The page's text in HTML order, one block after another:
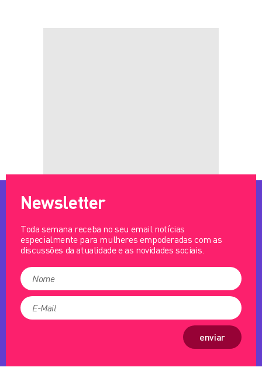
Newsletter
Toda semana receba no seu email notícias
especialmente para mulheres empoderadas com as
discussões da atualidade e as novidades sociais.
enviar